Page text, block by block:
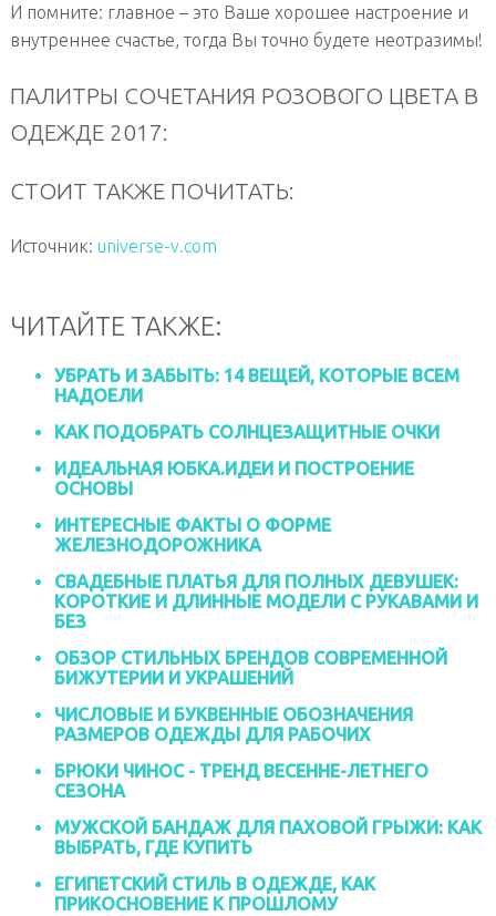
И помните: главное – это Ваше хорошее настроение и
внутреннее счастье, тогда Вы точно будете неотразимы!
ПАЛИТРЫ СОЧЕТАНИЯ РОЗОВОГО ЦВЕТА В
ОДЕЖДЕ 2017:
СТОИТ ТАКЖЕ ПОЧИТАТЬ:
Источник: universe-v.com
ЧИТАЙТЕ ТАКЖЕ:
УБРАТЬ И ЗАБЫТЬ: 14 ВЕЩЕЙ, КОТОРЫЕ ВСЕМ
НАДОЕЛИ
КАК ПОДОБРАТЬ СОЛНЦЕЗАЩИТНЫЕ ОЧКИ
ИДЕАЛЬНАЯ ЮБКА.ИДЕИ И ПОСТРОЕНИЕ
ОСНОВЫ
ИНТЕРЕСНЫЕ ФАКТЫ О ФОРМЕ
ЖЕЛЕЗНОДОРОЖНИКА
СВАДЕБНЫЕ ПЛАТЬЯ ДЛЯ ПОЛНЫХ ДЕВУШЕК:
КОРОТКИЕ И ДЛИННЫЕ МОДЕЛИ С РУКАВАМИ И
БЕЗ
ОБЗОР СТИЛЬНЫХ БРЕНДОВ СОВРЕМЕННОЙ
БИЖУТЕРИИ И УКРАШЕНИЙ
ЧИСЛОВЫЕ И БУКВЕННЫЕ ОБОЗНАЧЕНИЯ
РАЗМЕРОВ ОДЕЖДЫ ДЛЯ РАБОЧИХ
БРЮКИ ЧИНОС - ТРЕНД ВЕСЕННЕ-ЛЕТНЕГО
СЕЗОНА
МУЖСКОЙ БАНДАЖ ДЛЯ ПАХОВОЙ ГРЫЖИ: КАК
ВЫБРАТЬ, ГДЕ КУПИТЬ
ЕГИПЕТСКИЙ СТИЛЬ В ОДЕЖДЕ, КАК
ПРИКОСНОВЕНИЕ К ПРОШЛОМУ